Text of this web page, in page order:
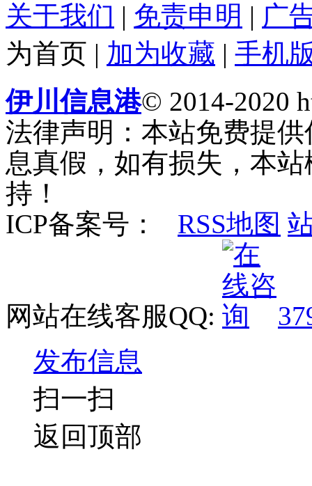
关于我们 | 免责申明 | 广
为首页 | 加为收藏 | 手机
伊川信息港© 2014-2020
法律声明：本站免费提
息真假，如有损失，本
持！
ICP备案号：
RSS地图
网站在线客服QQ:
发布信息
扫一扫
返回顶部